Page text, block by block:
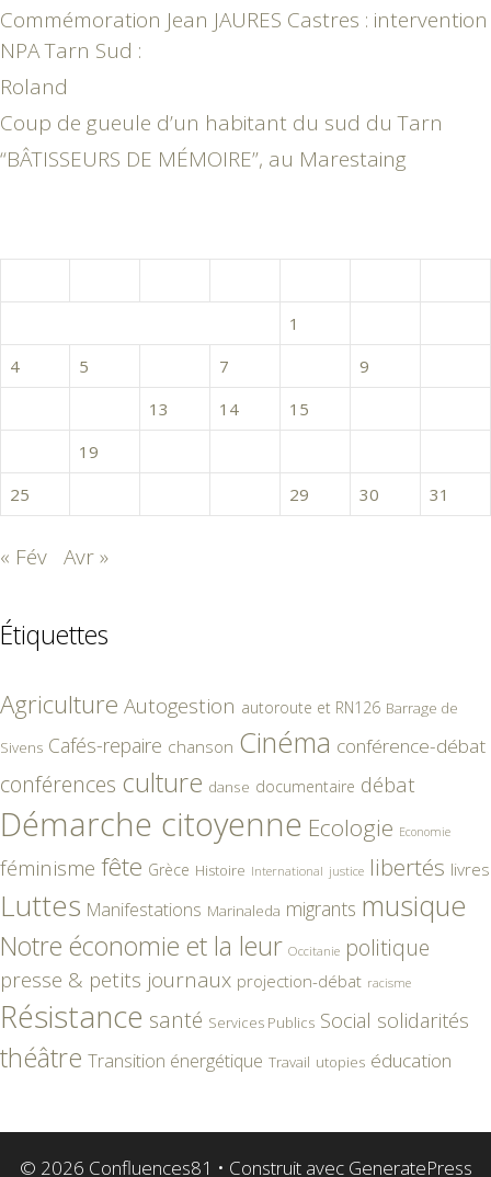
Commémoration Jean JAURES Castres : intervention
NPA Tarn Sud :
Roland
Coup de gueule d’un habitant du sud du Tarn
“BÂTISSEURS DE MÉMOIRE”, au Marestaing
1
4
5 7 9
13 14 15
19
25
29 30 31
« Fév Avr »
Étiquettes
Agriculture Autogestion autoroute et RN126 Barrage de
Sivens Cafés-repaire chanson Cinéma conférence-débat
conférences culture danse documentaire débat
Démarche citoyenne Ecologie Economie
féminisme fête Grèce Histoire International justice libertés livres
Luttes Manifestations Marinaleda migrants musique
Notre économie et la leur Occitanie politique
presse & petits journaux projection-débat racisme
Résistance santé Services Publics Social solidarités
théâtre Transition énergétique Travail utopies éducation
© 2026 Confluences81 • Construit avec GeneratePress